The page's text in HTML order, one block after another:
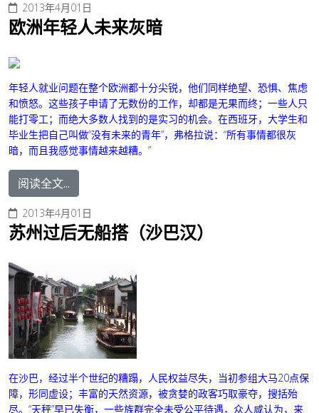
2013年4月01日
欧洲年轻人未来灰暗
年轻人就业问题在整个欧洲都十分尖锐，他们同样绝望、恐惧、焦虑
和愤怒。这些孩子申请了无数份的工作，却都是无果而终；一些人只
能打零工；而绝大多数人找到的是实习的机会。在西班牙，大学生和
毕业生把自己叫做“没有未来的青年”，弗格拉说：“所有事情都很灰
暗，而且我感觉事情越来越糟。”
阅读全文...
2013年4月01日
苏州过后无船搭（沙巴汉）
在沙巴，经过半个世纪的糟蹋，人民权益尽失，当初参组大马20点保
障，形同虚设；丰富的天然资源，被贪婪的政客巧取豪夺，搜括殆
尽。“天秤”早已失衡，一些族群完全未受公平待遇，众人咸认为，来